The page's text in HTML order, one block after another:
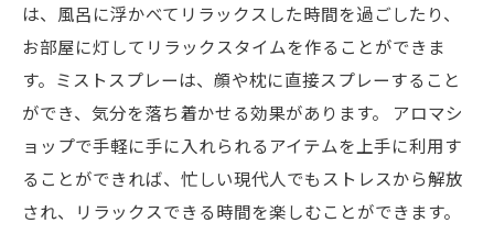
は、風呂に浮かべてリラックスした時間を過ごしたり、
お部屋に灯してリラックスタイムを作ることができま
す。ミストスプレーは、顔や枕に直接スプレーすること
ができ、気分を落ち着かせる効果があります。 アロマシ
ョップで手軽に手に入れられるアイテムを上手に利用す
ることができれば、忙しい現代人でもストレスから解放
され、リラックスできる時間を楽しむことができます。